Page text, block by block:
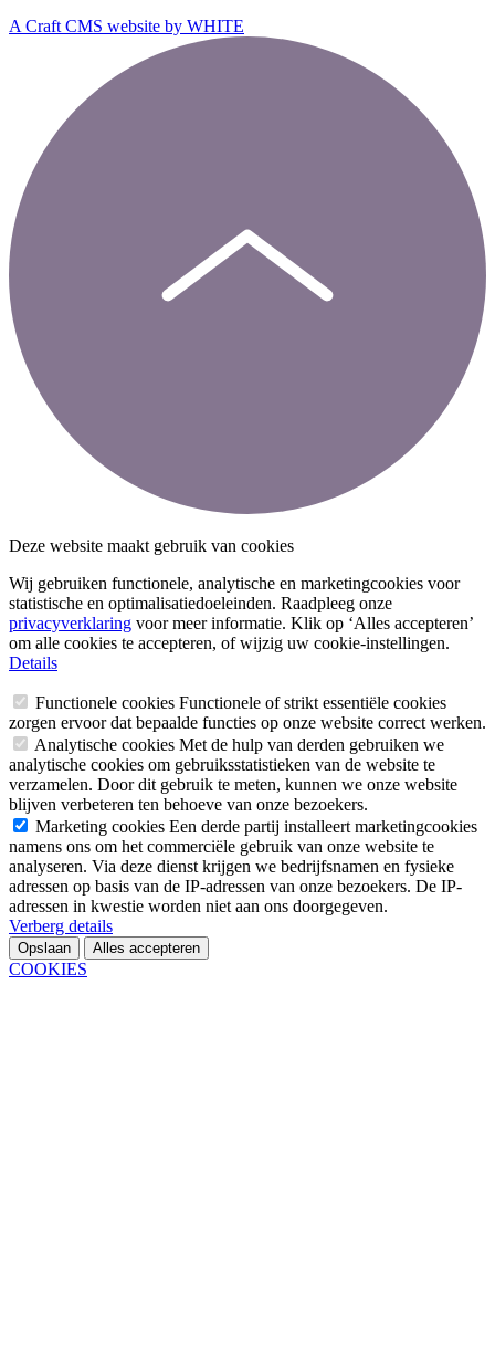
A Craft CMS website by WHITE
Deze website maakt gebruik van cookies
Wij gebruiken functionele, analytische en marketingcookies voor
statistische en optimalisatiedoeleinden. Raadpleeg onze
privacyverklaring voor meer informatie. Klik op ‘Alles accepteren’
om alle cookies te accepteren, of wijzig uw cookie-instellingen.
Details
Functionele cookies Functionele of strikt essentiële cookies
zorgen ervoor dat bepaalde functies op onze website correct werken.
Analytische cookies Met de hulp van derden gebruiken we
analytische cookies om gebruiksstatistieken van de website te
verzamelen. Door dit gebruik te meten, kunnen we onze website
blijven verbeteren ten behoeve van onze bezoekers.
Marketing cookies Een derde partij installeert marketingcookies
namens ons om het commerciële gebruik van onze website te
analyseren. Via deze dienst krijgen we bedrijfsnamen en fysieke
adressen op basis van de IP-adressen van onze bezoekers. De IP-
adressen in kwestie worden niet aan ons doorgegeven.
Verberg details
Opslaan Alles accepteren
COOKIES